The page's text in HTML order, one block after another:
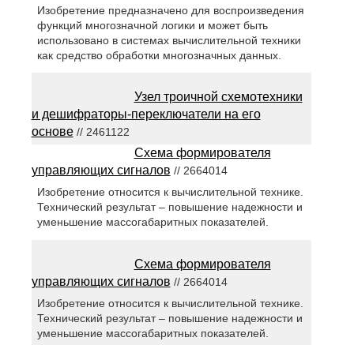
Изобретение предназначено для воспроизведения
функций многозначной логики и может быть
использовано в системах вычислительной техники
как средство обработки многозначных данных.
Узел троичной схемотехники
и дешифраторы-переключатели на его
основе// 2461122
Схема формирователя
управляющих сигналов // 2664014
Изобретение относится к вычислительной технике.
Технический результат – повышение надежности и
уменьшение массогабаритных показателей.
Схема формирователя
управляющих сигналов // 2664014
Изобретение относится к вычислительной технике.
Технический результат – повышение надежности и
уменьшение массогабаритных показателей.